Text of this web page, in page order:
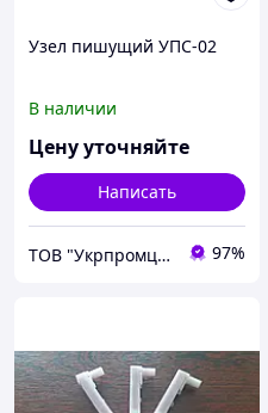
Узел пишущий УПС-02
В наличии
Цену уточняйте
Написать
ТОВ "Укрпромцентр ЛТД" 97%